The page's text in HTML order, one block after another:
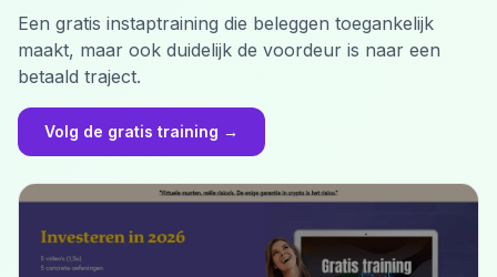
Een gratis instaptraining die beleggen toegankelijk
maakt, maar ook duidelijk de voordeur is naar een
betaald traject.
Volg de gratis training →